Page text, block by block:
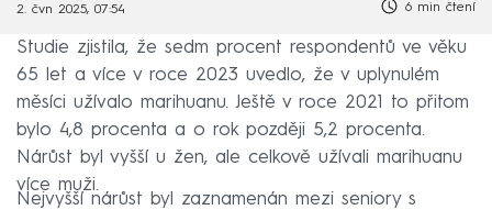
2. čvn 2025, 07:54 6 min čtení
Studie zjistila, že sedm procent respondentů ve věku
65 let a více v roce 2023 uvedlo, že v uplynulém
měsíci užívalo marihuanu. Ještě v roce 2021 to přitom
bylo 4,8 procenta a o rok později 5,2 procenta.
Nárůst byl vyšší u žen, ale celkově užívali marihuanu
více muži.
Nejvyšší nárůst byl zaznamenán mezi seniory s